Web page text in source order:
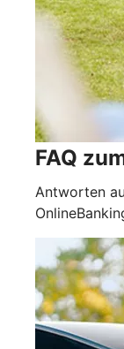
FAQ
Antworten